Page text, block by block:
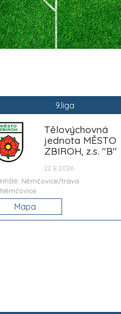
9.liga
Tělovýchovná
jednota MĚSTO
ZBIROH, z.s. "B"
22.8.2026
Hřiště: Němčovice/tráva
Němčovice
Mapa